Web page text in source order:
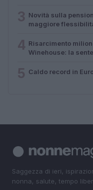
Novità sulla
maggiore
Risarcimento
Winehouse: la
Caldo record in
Saggezza di ieri,
nonna, salute, tempo